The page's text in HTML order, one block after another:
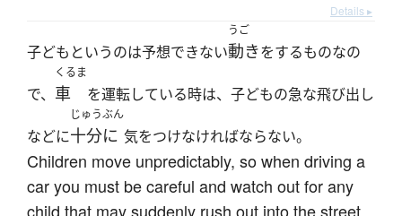
Details ▸
子どもというのは予想できない
うご
動きをするものなの
で、
くるま
車 を運転している時は、子どもの急な飛び出し
などに
じゅうぶん
十分に 気をつけなければならない。
Children move unpredictably, so when driving a
car you must be careful and watch out for any
child that may suddenly rush out into the street.